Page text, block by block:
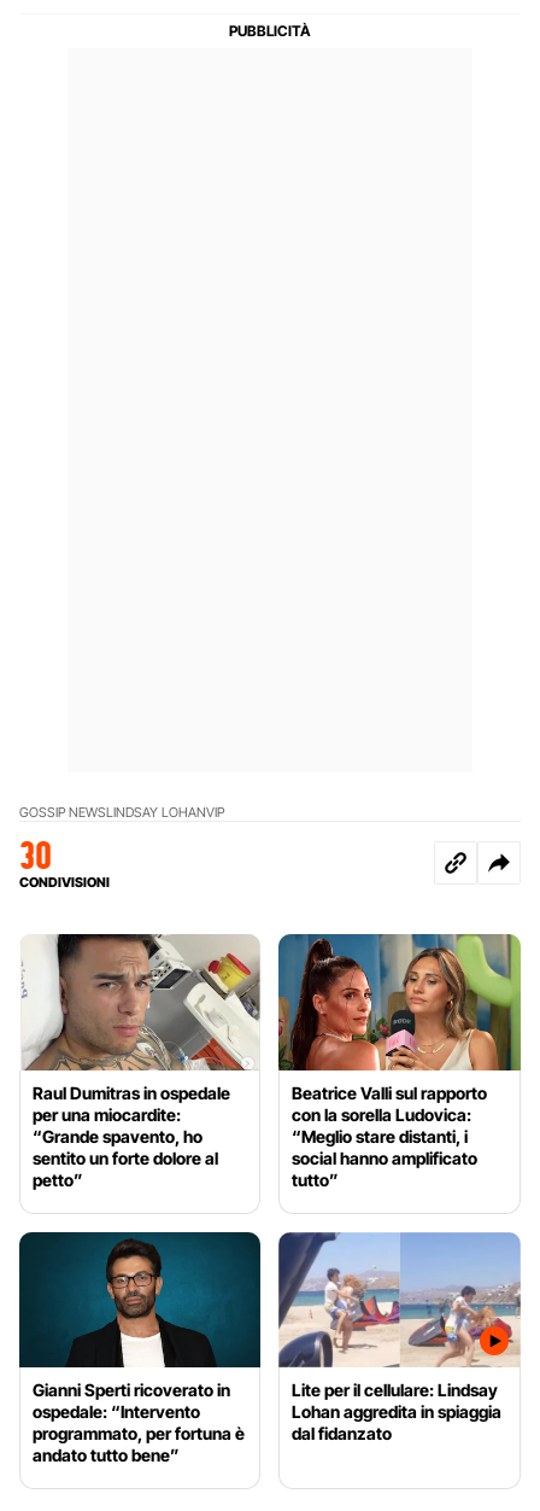
GOSSIP NEWSLINDSAY LOHANVIP
30
CONDIVISIONI
Raul Dumitras in ospedale
per una miocardite:
“Grande spavento, ho
sentito un forte dolore al
petto”
Beatrice Valli sul rapporto
con la sorella Ludovica:
“Meglio stare distanti, i
social hanno amplificato
tutto”
Gianni Sperti ricoverato in
ospedale: “Intervento
programmato, per fortuna è
andato tutto bene”
Lite per il cellulare: Lindsay
Lohan aggredita in spiaggia
dal fidanzato